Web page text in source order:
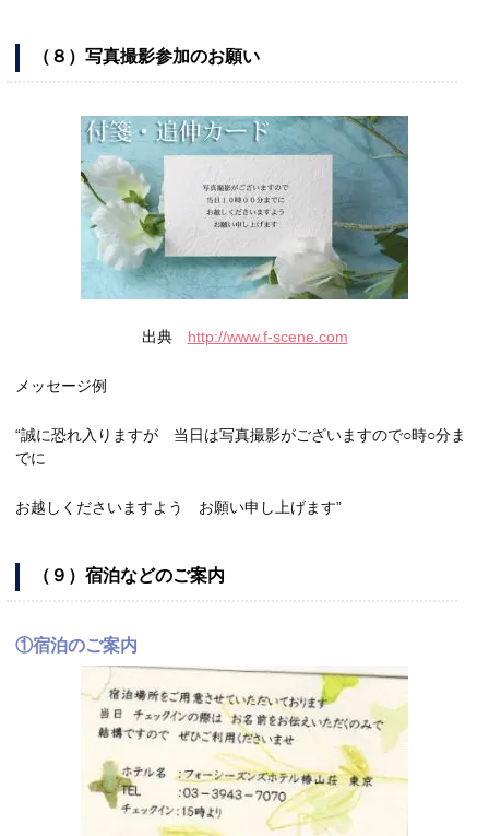
（８）写真撮影参加のお願い
出典 http://www.f-scene.com
メッセージ例
“誠に恐れ入りますが 当日は写真撮影がございますので○時○分ま
でに
お越しくださいますよう お願い申し上げます”
（９）宿泊などのご案内
①宿泊のご案内